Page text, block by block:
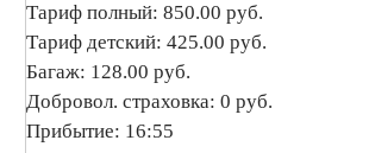
Тариф полный: 850.00 руб.
Тариф детский: 425.00 руб.
Багаж: 128.00 руб.
Добровол. страховка: 0 руб.
Прибытие: 16:55